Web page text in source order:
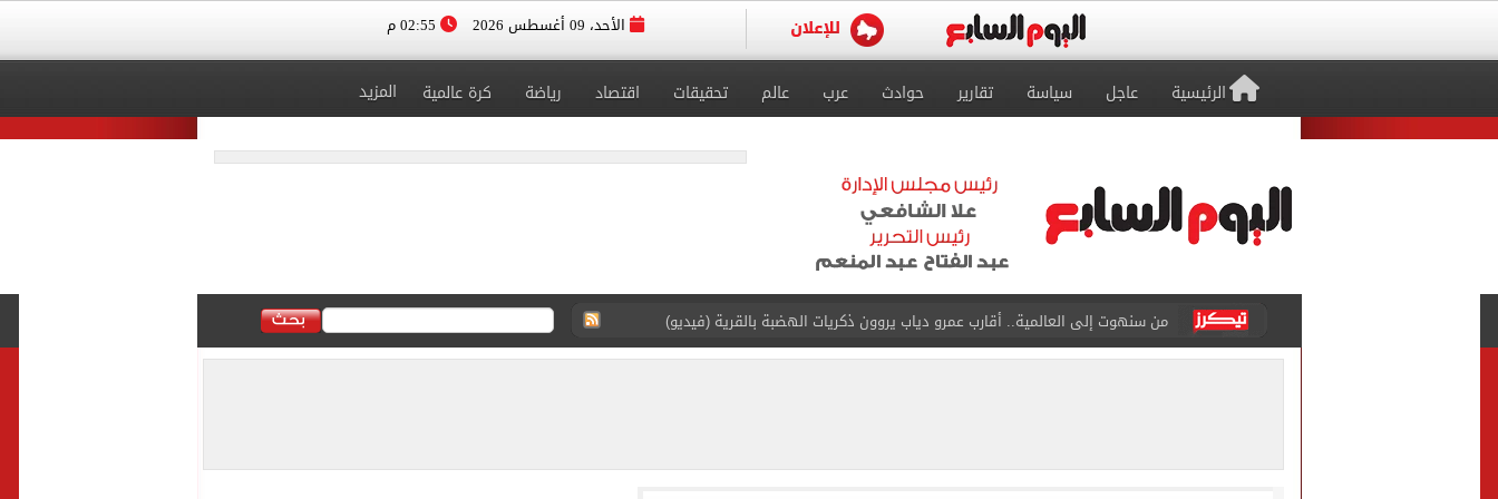
الأحد، 09 أغسطس 2026
الرئيسية عاجل سياسة تقارير حوادث عرب عالم تحقيقات اقتصاد رياضة كرة عالمية المزيد
من سنهوت إلى العالمية.. أقارب عمرو دياب يروون ذكريات الهضبة بالقرية (فيديو)
الجارديان: طرابزون سبور هز عرش أندية إسطنبول بالتعاقد مع محمد صلاح
عمر مرموش يقود مانشستر سيتي فى ودية أتلتيكو مدريد
رئيس الوزراء يستعرض المنطقة المقترحة لإقامة مجمع حكومى للخدمات الذكية بمطروح